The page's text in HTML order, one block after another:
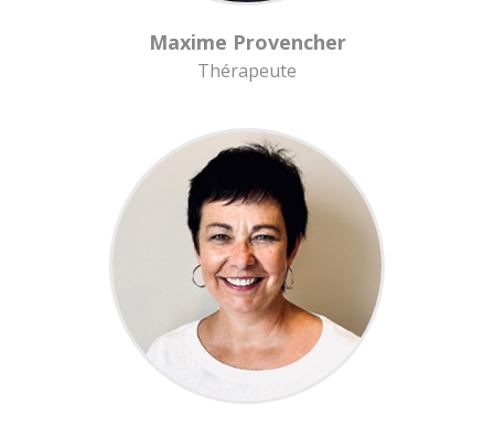
Maxime Provencher
Thérapeute